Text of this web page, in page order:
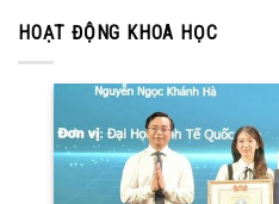
HOẠT ĐỘNG KHOA HỌC